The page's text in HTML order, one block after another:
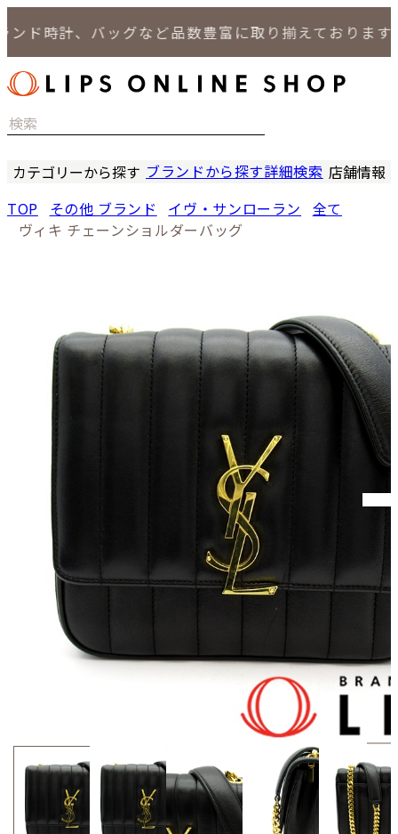
時計、バッグなど品数豊富に取り揃えております。
カテゴリーから探す
バッグ
小物
ブランドから探す詳細検索 店舗情報
TOP その他 ブランド イヴ・サンローラン
全て
ヴィキ チェーンショルダーバッグ